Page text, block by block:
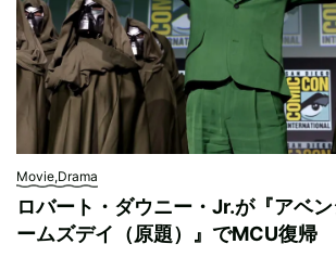
Movie,Drama
ロバート・ダウニー・Jr.が『アベ
ームズデイ（原題）』でMCU復帰